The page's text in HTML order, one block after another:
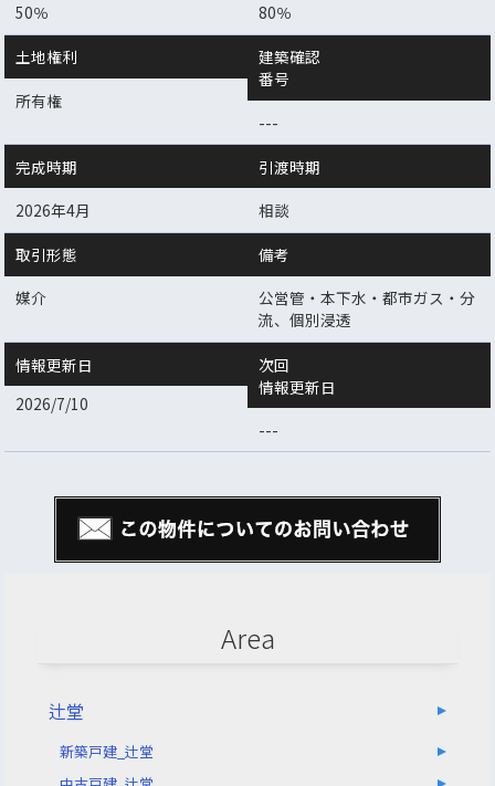
50％
80％
土地権利
所有権
建築確認
番号
---
完成時期
2026年4月
引渡時期
相談
取引形態
媒介
備考
公営管・本下水・都市ガス・分
流、個別浸透
情報更新日
2026/7/10
次回
情報更新日
---
Area
辻堂
新築戸建_辻堂